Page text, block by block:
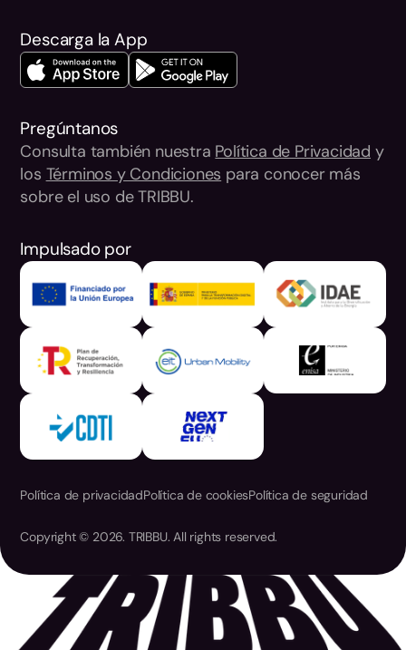
Descarga la App
Pregúntanos
Consulta también nuestra Política de Privacidad y
los Términos y Condiciones para conocer más
sobre el uso de TRIBBU.
Impulsado por
Política de privacidadPolítica de cookiesPolítica de seguridad
Copyright © 2026. TRIBBU. All rights reserved.